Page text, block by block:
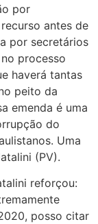
por
antes de
por secretários
processo
haverá tantas
peito da
emenda é uma
do
Uma
(PV).
reforçou:
posso citar